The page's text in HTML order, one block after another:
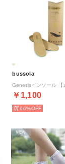
bussola
￥1,100
66%
NEW